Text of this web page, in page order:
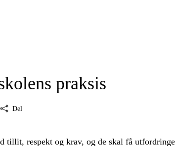
praksis
Del
tillit, respekt og krav, og de skal få